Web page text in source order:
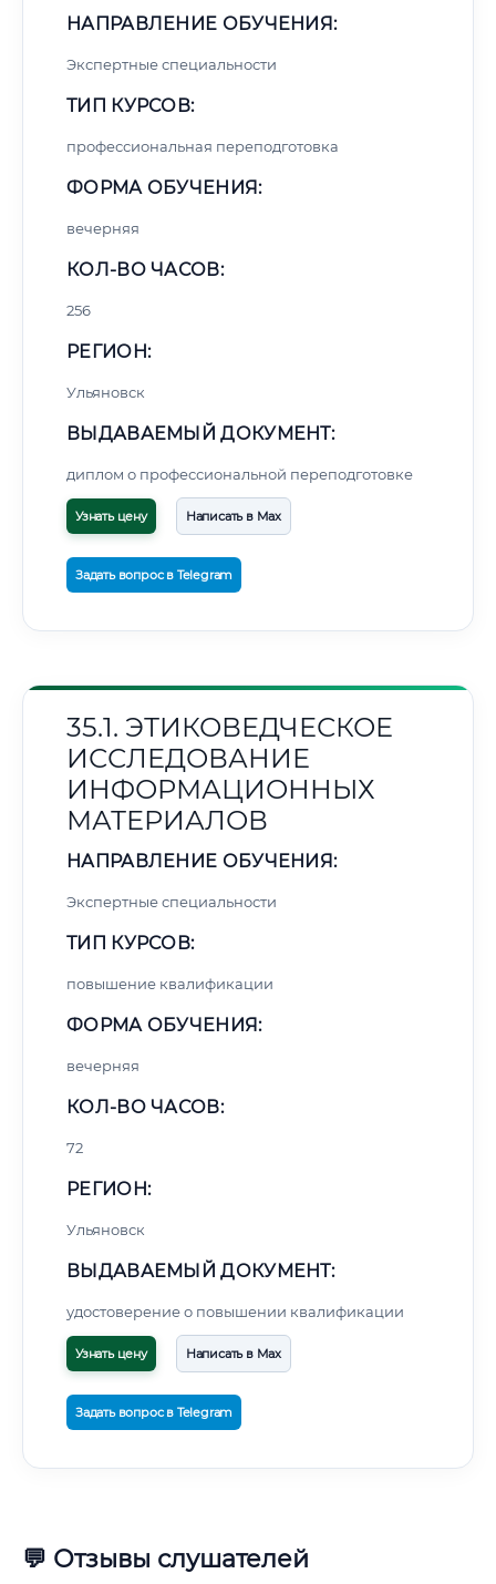
НАПРАВЛЕНИЕ ОБУЧЕНИЯ:
Экспертные специальности
ТИП КУРСОВ:
профессиональная переподготовка
ФОРМА ОБУЧЕНИЯ:
вечерняя
КОЛ-ВО ЧАСОВ:
256
РЕГИОН:
Ульяновск
ВЫДАВАЕМЫЙ ДОКУМЕНТ:
диплом о профессиональной переподготовке
Узнать цену Написать в Max
Задать вопрос в Telegram
35.1. ЭТИКОВЕДЧЕСКОЕ
ИССЛЕДОВАНИЕ
ИНФОРМАЦИОННЫХ
МАТЕРИАЛОВ
НАПРАВЛЕНИЕ ОБУЧЕНИЯ:
Экспертные специальности
ТИП КУРСОВ:
повышение квалификации
ФОРМА ОБУЧЕНИЯ:
вечерняя
КОЛ-ВО ЧАСОВ:
72
РЕГИОН:
Ульяновск
ВЫДАВАЕМЫЙ ДОКУМЕНТ:
удостоверение о повышении квалификации
Узнать цену Написать в Max
Задать вопрос в Telegram
💬 Отзывы слушателей